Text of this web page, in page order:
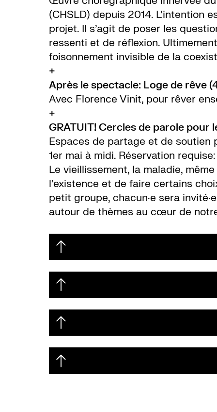
(CHSLD) depuis 2014.
projet. Il s’agit de poser les
ressenti et de réflexion.
foisonnement invisible de la
+
Après le spectacle: Loge de rêve
Avec Florence Vinit, pour rêver
+
GRATUIT! Cercles de parole
Espaces de partage et de soutien
1er mai à midi. Réservation
Le vieillissement, la maladie,
l’existence et de faire certains
petit groupe, chacun·e sera
autour de thèmes au cœur de